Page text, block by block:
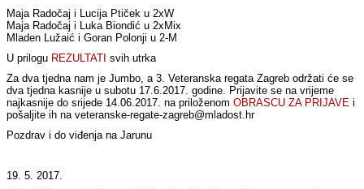
Maja Radočaj i Lucija Ptiček u 2xW
Maja Radočaj i Luka Biondić u 2xMix
Mladen Lužaić i Goran Polonji u 2-M
U prilogu REZULTATI svih utrka
Za dva tjedna nam je Jumbo, a 3. Veteranska regata Zagreb održati će se
dva tjedna kasnije u subotu 17.6.2017. godine. Prijavite se na vrijeme
najkasnije do srijede 14.06.2017. na priloženomOBRASCU ZA PRIJAVE i
pošaljite ih na veteranske-regate-zagreb@mladost.hr
Pozdrav i do viđenja na Jarunu
19. 5. 2017.